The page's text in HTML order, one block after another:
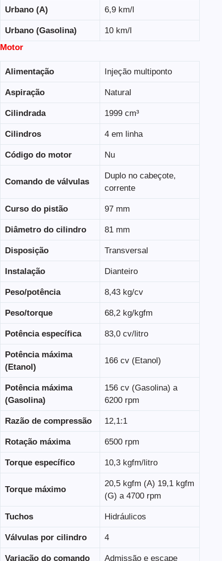
Urbano (A) 6,9 km/l
Urbano (Gasolina)
10 km/l
Motor
Alimentação Injeção multiponto
Aspiração Natural
Cilindrada 1999 cm³
Cilindros 4 em linha
Código do motor Nu
Comando de válvulas
Duplo no cabeçote,
corrente
Curso do pistão 97 mm
Diâmetro do cilindro 81 mm
Disposição Transversal
Instalação Dianteiro
Peso/potência 8,43 kg/cv
Peso/torque 68,2 kg/kgfm
Potência específica 83,0 cv/litro
Potência máxima
(Etanol)
166 cv (Etanol)
Potência máxima
(Gasolina)
156 cv (Gasolina) a
6200 rpm
Razão de compressão 12,1:1
Rotação máxima 6500 rpm
Torque específico 10,3 kgfm/litro
Torque máximo
20,5 kgfm (A) 19,1 kgfm
(G) a 4700 rpm
Tuchos Hidráulicos
Válvulas por cilindro 4
Variação do comando Admissão e escape